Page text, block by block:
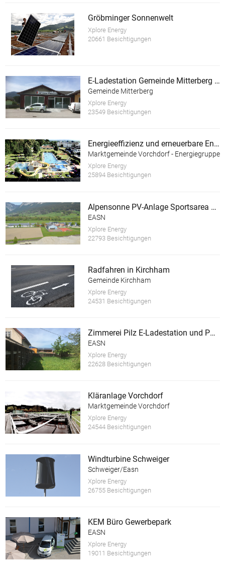
Gröbminger Sonnenwelt
Xplore Energy
20661 Besichtigungen
E-Ladestation Gemeinde Mitterberg St.Martin
Gemeinde Mitterberg
Xplore Energy
23549 Besichtigungen
Energieeffizienz und erneuerbare Energie im Almtalbad Vorchdorf
Marktgemeinde Vorchdorf - Energiegruppe
Xplore Energy
25894 Besichtigungen
Alpensonne PV-Anlage Sportsarea Grimming
EASN
Xplore Energy
22793 Besichtigungen
Radfahren in Kirchham
Gemeinde Kirchham
Xplore Energy
24531 Besichtigungen
Zimmerei Pilz E-Ladestation und PV Anlage
EASN
Xplore Energy
22628 Besichtigungen
Kläranlage Vorchdorf
Marktgemeinde Vorchdorf
Xplore Energy
24544 Besichtigungen
Windturbine Schweiger
Schweiger/Easn
Xplore Energy
26755 Besichtigungen
KEM Büro Gewerbepark
EASN
Xplore Energy
19011 Besichtigungen